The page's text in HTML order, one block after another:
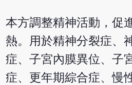
本方調整精神活動，促
熱。用於精神分裂症、
症、子宮內膜異位、子
症、更年期綜合症、慢